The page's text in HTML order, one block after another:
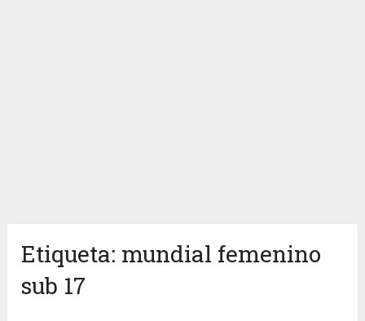
Etiqueta: mundial femenino
sub 17